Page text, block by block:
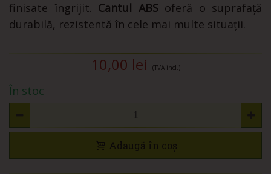
finisate îngrijit. Cantul ABSoferă o suprafață
durabilă, rezistentă în cele mai multe situații.
10,00 lei (TVA incl.)
În stoc
Adaugă în coș